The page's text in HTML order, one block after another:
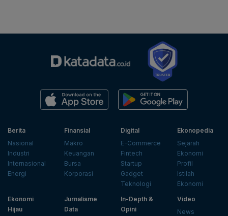
Berita
Nasional
Industri
Internasional
Energi
Finansial
Makro
Keuangan
Bursa
Korporasi
Digital
E-Commerce
Fintech
Startup
Gadget
Teknologi
Ekonopedia
Sejarah
Ekonomi
Profil
Istilah
Ekonomi
Ekonomi
Hijau
Jurnalisme
Data
In-Depth &
Opini
Video
News